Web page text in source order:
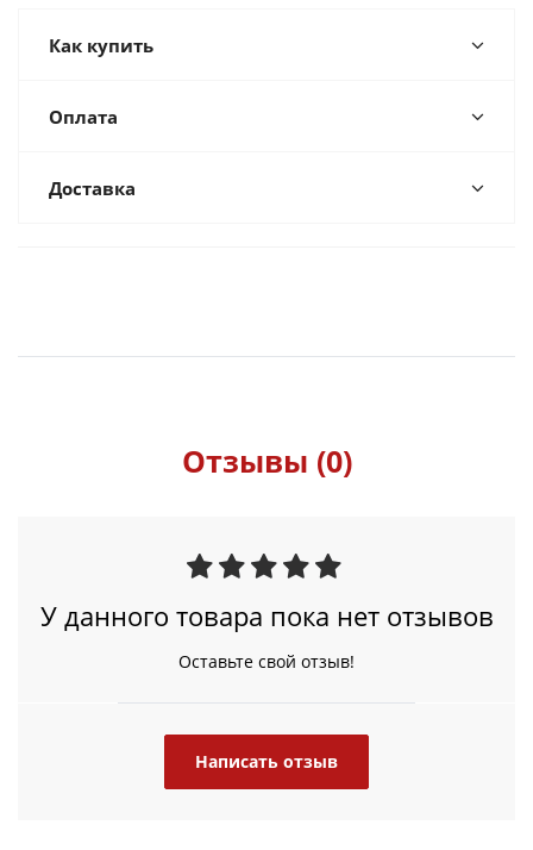
Как купить
Оплата
Доставка
Отзывы (0)
У данного товара пока нет отзывов
Оставьте свой отзыв!
Написать отзыв